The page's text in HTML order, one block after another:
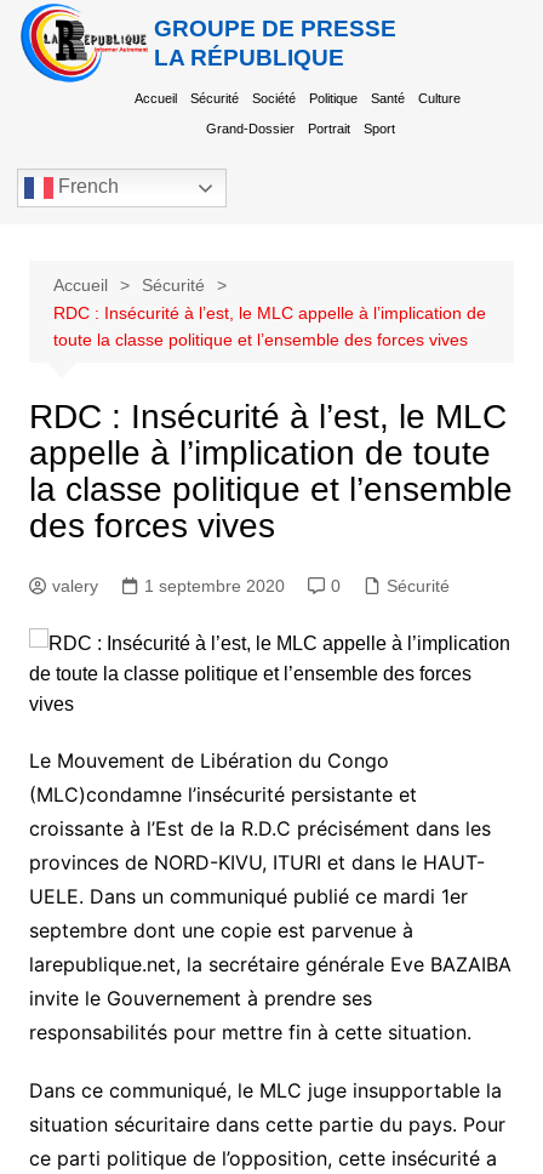
GROUPE DE PRESSE
LA RÉPUBLIQUE
Accueil Sécurité Société Politique Santé Culture
Grand-Dossier Portrait Sport
French
Accueil
Sécurité
RDC : Insécurité à l’est, le MLC appelle à l’implication de
toute la classe politique et l’ensemble des forces vives
RDC : Insécurité à l’est, le MLC
appelle à l’implication de toute
la classe politique et l’ensemble
des forces vives
valery 1 septembre 2020 0 Sécurité
Le Mouvement de Libération du Congo
(MLC)condamne l’insécurité persistante et
croissante à l’Est de la R.D.C précisément dans les
provinces de NORD-KIVU, ITURI et dans le HAUT-
UELE. Dans un communiqué publié ce mardi 1er
septembre dont une copie est parvenue à
larepublique.net, la secrétaire générale Eve BAZAIBA
invite le Gouvernement à prendre ses
responsabilités pour mettre fin à cette situation.
Dans ce communiqué, le MLC juge insupportable la
situation sécuritaire dans cette partie du pays. Pour
ce parti politique de l’opposition, cette insécurité a